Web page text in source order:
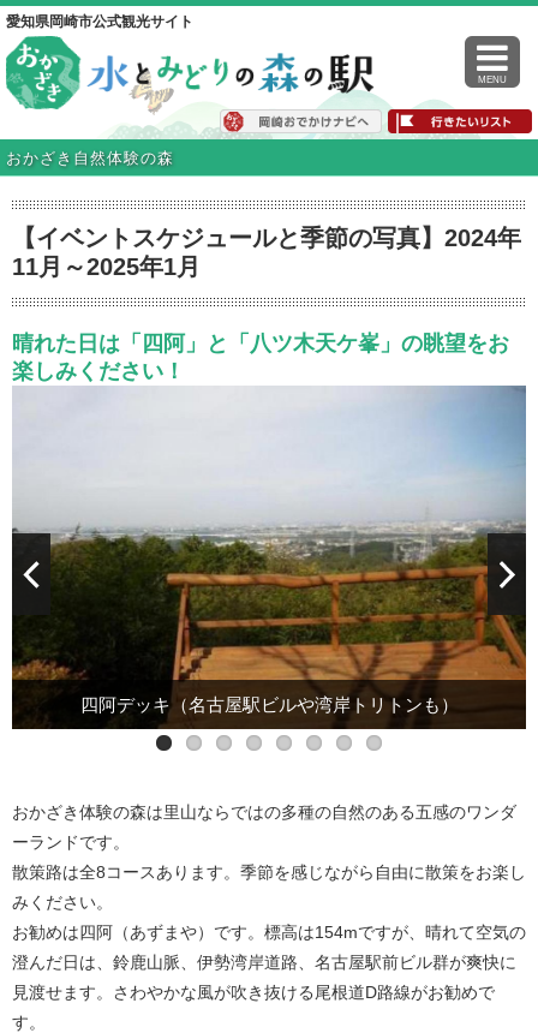
愛知県岡崎市公式観光サイト
MENU
おかざき自然体験の森
【イベントスケジュールと季節の写真】2024年
11月～2025年1月
晴れた日は「四阿」と「八ツ木天ケ峯」の眺望をお
楽しみください！
四阿デッキ（名古屋駅ビルや湾岸トリトンも）
八ツ木天が峯（24km先にうっすら本宮山の電波塔）
天気の良い日はクスノキ広場でお弁当でもどうぞ
古民家を移築した管理棟
管理棟内の物品販売（オリジナル染めの手ぬぐいなど）
管理棟内物品販売（木炭など）
管理棟外（薪販売）
竹馬、竹かっぽんで遊べます
おかざき体験の森は里山ならではの多種の自然のある五感のワンダ
ーランドです。
散策路は全8コースあります。季節を感じながら自由に散策をお楽し
みください。
お勧めは四阿（あずまや）です。標高は154mですが、晴れて空気の
澄んだ日は、鈴鹿山脈、伊勢湾岸道路、名古屋駅前ビル群が爽快に
見渡せます。さわやかな風が吹き抜ける尾根道D路線がお勧めで
す。